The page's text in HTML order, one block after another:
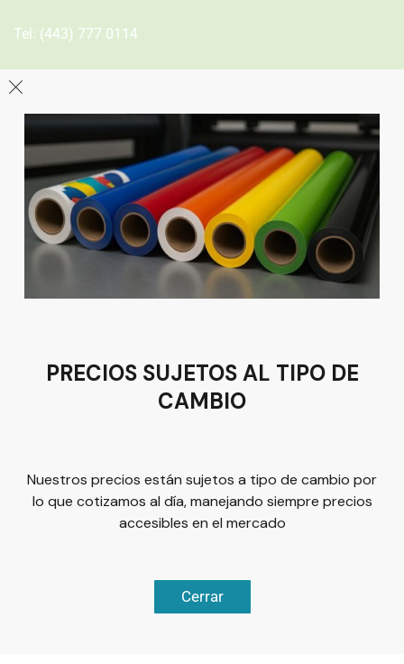
Tel: (443) 777 0114
León
Sucursal
Av del Astillero 129 Centro bodeguero Las Trojes León,
Guanajuato
Tel:(477) 776 8994
Términos y condiciones
Derechos Reservados. | Desarrollado
porLuis Olivárez
PRECIOS SUJETOS AL TIPO DE
CAMBIO
Nuestros precios están sujetos a tipo de cambio por
lo que cotizamos al día, manejando siempre precios
accesibles en el mercado
Cerrar